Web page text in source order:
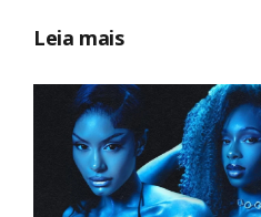
Leia mais